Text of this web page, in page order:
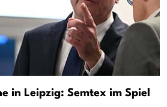
in Leipzig: Semtex im Spiel